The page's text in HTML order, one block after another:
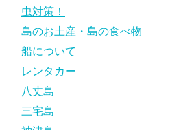
虫対策！
島のお土産・島の食べ物
船について
レンタカー
八丈島
三宅島